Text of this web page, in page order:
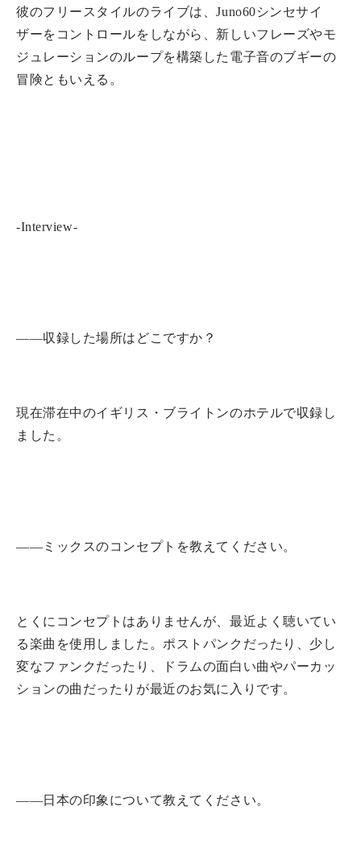
彼のフリースタイルのライブは、Juno60シンセサイ
ザーをコントロールをしながら、新しいフレーズやモ
ジュレーションのループを構築した電子音のブギーの
冒険ともいえる。
-Interview-
――収録した場所はどこですか？
現在滞在中のイギリス・ブライトンのホテルで収録し
ました。
――ミックスのコンセプトを教えてください。
とくにコンセプトはありませんが、最近よく聴いてい
る楽曲を使用しました。ポストパンクだったり、少し
変なファンクだったり、ドラムの面白い曲やパーカッ
ションの曲だったりが最近のお気に入りです。
――日本の印象について教えてください。